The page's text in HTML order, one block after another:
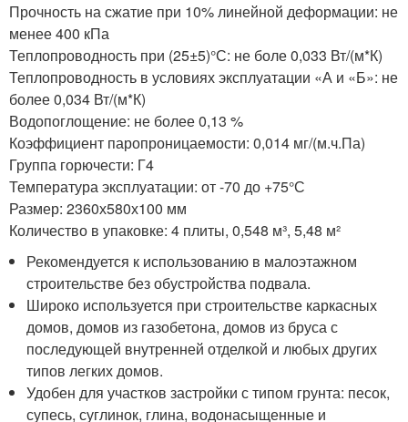
Прочность на сжатие при 10% линейной деформации: не
менее 400 кПа
Теплопроводность при (25±5)°С: не боле 0,033 Вт/(м*К)
Теплопроводность в условиях эксплуатации «А и «Б»: не
более 0,034 Вт/(м*К)
Водопоглощение: не более 0,13 %
Коэффициент паропроницаемости: 0,014 мг/(м.ч.Па)
Группа горючести: Г4
Температура эксплуатации: от -70 до +75°С
Размер: 2360х580х100 мм
Количество в упаковке: 4 плиты, 0,548 м³, 5,48 м²
Рекомендуется к использованию в малоэтажном
строительстве без обустройства подвала.
Широко используется при строительстве каркасных
домов, домов из газобетона, домов из бруса с
последующей внутренней отделкой и любых других
типов легких домов.
Удобен для участков застройки с типом грунта: песок,
супесь, суглинок, глина, водонасыщенные и